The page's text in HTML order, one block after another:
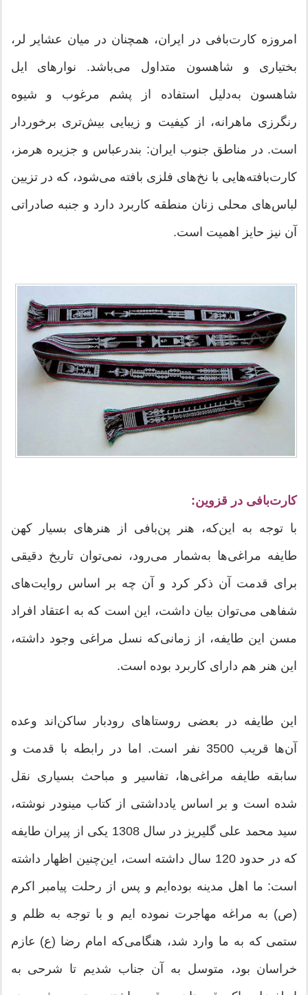
امروزه کارت‌بافی در ایران، همچنان در میان عشایر لر،
بختیاری و شاهسون متداول می‌باشد. نوارهای ایل
شاهسون به‌دلیل استفاده از پشم مرغوب و شیوه
رنگرزی ماهرانه، از کیفیت و زیبایی بیش‌تری برخوردار
است. در مناطق جنوب ایران: بندرعباس و جزیره هرمز،
کارت‌بافته‌هایی با نخ‌های فلزی بافته می‌شود، که در تزیین
لباس‌های محلی زنان منطقه کاربرد دارد و جنبه صادراتی
آن نیز حایز اهمیت است.
کارت‌بافی در قزوین:
با توجه به این‌که، هنر پن‌بافی از هنرهای بسیار کهن
طایفه مراغی‌ها به‌شمار می‌رود، نمی‌توان تاریخ دقیقی
برای قدمت آن ذکر کرد و آن چه بر اساس روایت‌های
شفاهی می‌توان بیان داشت، این است که به اعتقاد افراد
مسن این طایفه، از زمانی‌که نسل مراغی وجود داشته،
این هنر هم دارای کاربرد بوده است.
این طایفه در بعضی روستاهای رودبار ساکن‌اند وعده
آن‌ها قریب 3500 نفر است. اما در رابطه با قدمت و
سابقه طایفه مراغی‌ها، تفاسیر و مباحث بسیاری نقل
شده است و بر اساس یاد‌داشتی از كتاب مینودر نوشته،
سید محمد علی گلیریز در سال 1308 یكی از پیران طایفه
كه در حدود 120 سال داشته است، این‌چنین اظهار داشته
است: ما اهل مدینه بوده‌ایم و پس از رحلت پیامبر اکرم
(ص) به مراغه مهاجرت نموده ایم و با توجه به ظلم و
ستمی كه به ما وارد شد، هنگامی‌که امام رضا (ع) عازم
خراسان بود، متوسل به آن جناب شدیم تا شرحی به